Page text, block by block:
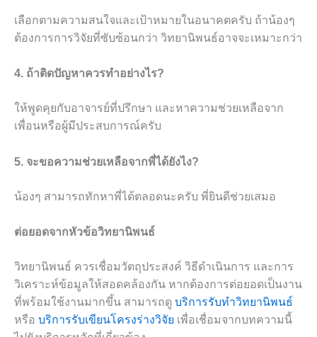
เลือกตามความสนใจและเป้าหมายในอนาคตครับ ถ้าน้องๆ
ต้องการการวิจัยที่ซับซ้อนกว่า วิทยานิพนธ์อาจจะเหมาะกว่า
4. ถ้าติดปัญหาควรทำอย่างไร?
ให้พูดคุยกับอาจารย์ที่ปรึกษา และหาความช่วยเหลือจาก
เพื่อนหรือผู้มีประสบการณ์ครับ
5. จะขอความช่วยเหลือจากพี่ได้ยังไง?
น้องๆ สามารถทักหาพี่ได้ตลอดนะครับ พี่ยินดีช่วยเสมอ
ต่อยอดจากหัวข้อวิทยานิพนธ์
วิทยานิพนธ์ ควรเชื่อมวัตถุประสงค์ วิธีดำเนินการ และการ
วิเคราะห์ข้อมูลให้สอดคล้องกัน หากต้องการต่อยอดเป็นงาน
ที่พร้อมใช้งานมากขึ้น สามารถดู บริการรับทำวิทยานิพนธ์
หรือ บริการรับเขียนโครงร่างวิจัย เพื่อเชื่อมจากบทความนี้